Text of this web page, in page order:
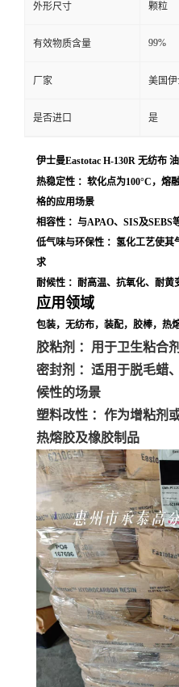
外形尺寸 颗粒
有效物质含量 99%
厂家 美国伊
是否进口 是
伊士曼Eastotac H-130R 无纺布
热稳定性 ：软化点为100°C，熔
格的应用场景
相容性 ：与APAO、SIS及SEBS
低气味与环保性 ：氢化工艺使
求
耐候性 ：耐高温、抗氧化、耐
应用领域
包装，无纺布，装配，胶棒，热
胶粘剂 ：用于卫生粘合
密封剂 ：适用于脱毛蜡
候性的场景
塑料改性 ：作为增粘剂
热熔胶及橡胶制品